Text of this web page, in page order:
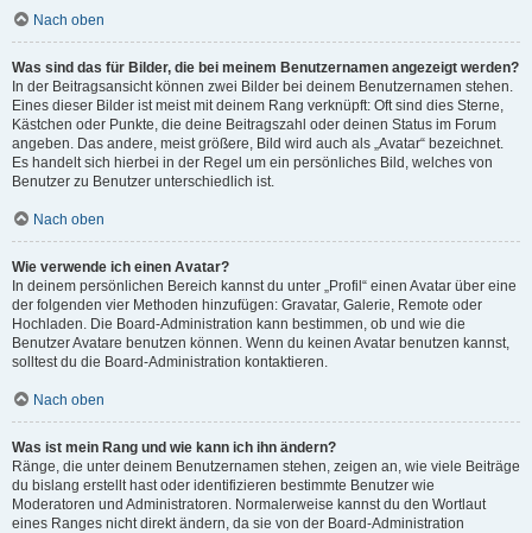
Nach oben
Was sind das für Bilder, die bei meinem Benutzernamen angezeigt werden?
In der Beitragsansicht können zwei Bilder bei deinem Benutzernamen stehen.
Eines dieser Bilder ist meist mit deinem Rang verknüpft: Oft sind dies Sterne,
Kästchen oder Punkte, die deine Beitragszahl oder deinen Status im Forum
angeben. Das andere, meist größere, Bild wird auch als „Avatar“ bezeichnet.
Es handelt sich hierbei in der Regel um ein persönliches Bild, welches von
Benutzer zu Benutzer unterschiedlich ist.
Nach oben
Wie verwende ich einen Avatar?
In deinem persönlichen Bereich kannst du unter „Profil“ einen Avatar über eine
der folgenden vier Methoden hinzufügen: Gravatar, Galerie, Remote oder
Hochladen. Die Board-Administration kann bestimmen, ob und wie die
Benutzer Avatare benutzen können. Wenn du keinen Avatar benutzen kannst,
solltest du die Board-Administration kontaktieren.
Nach oben
Was ist mein Rang und wie kann ich ihn ändern?
Ränge, die unter deinem Benutzernamen stehen, zeigen an, wie viele Beiträge
du bislang erstellt hast oder identifizieren bestimmte Benutzer wie
Moderatoren und Administratoren. Normalerweise kannst du den Wortlaut
eines Ranges nicht direkt ändern, da sie von der Board-Administration